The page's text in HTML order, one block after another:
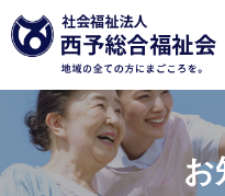
お